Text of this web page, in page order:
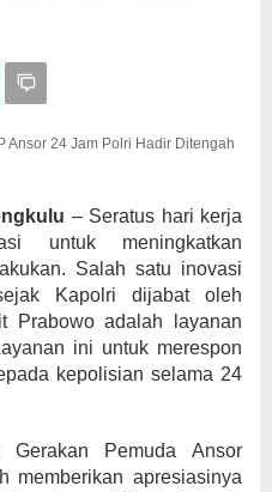
Ansor 24 Jam Polri Hadir Ditengah
– Seratus hari kerja
untuk meningkatkan
Salah satu inovasi
Kapolri dijabat oleh
Prabowo adalah layanan
ini untuk merespon
kepolisian selama 24
Gerakan Pemuda Ansor
memberikan apresiasinya